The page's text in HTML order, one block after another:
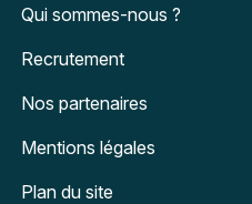
Qui sommes-nous ?
Recrutement
Nos partenaires
Mentions légales
Plan du site